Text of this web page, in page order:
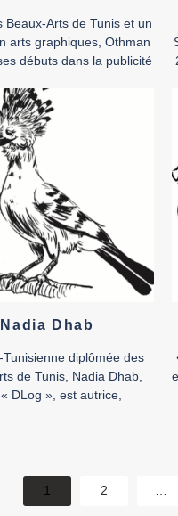
Beaux-Arts de Tunis et un
arts graphiques, Othman
débuts dans la publicité
création, dans laquelle la
occupe une place
faisant de lui l’une des
les plus en vue de la
tunisienne. Outre […]
Nadia Dhab
Tunisienne diplômée des
de Tunis, Nadia Dhab,
DLog », est autrice,
depuis 2014. Comme la
artistes, dit-elle, elle n’a
1 2 …